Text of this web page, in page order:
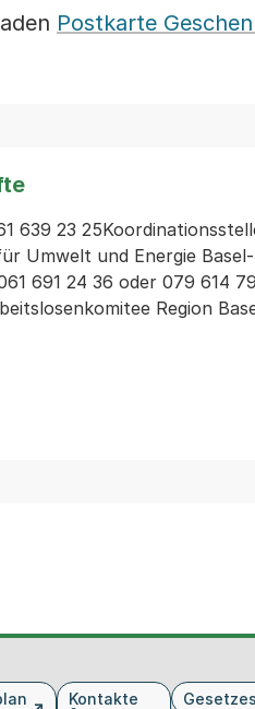
Postkarte
639 23
Umwelt und Energie
691 24 36 oder 079 614 79
Kontakte